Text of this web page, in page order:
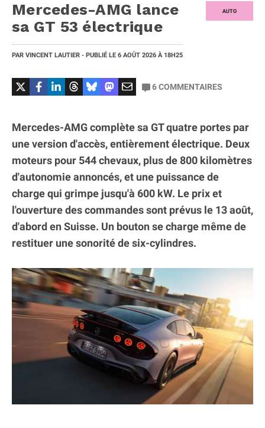
AUTO
Mercedes-AMG lance
sa GT 53 électrique
PAR VINCENT LAUTIER - PUBLIÉ LE 6 AOÛT 2026 À 18H25
6COMMENTAIRES
Mercedes-AMG complète sa GT quatre portes par
une version d'accès, entièrement électrique. Deux
moteurs pour 544 chevaux, plus de 800 kilomètres
d'autonomie annoncés, et une puissance de
charge qui grimpe jusqu'à 600 kW. Le prix et
l'ouverture des commandes sont prévus le 13 août,
d'abord en Suisse. Un bouton se charge même de
restituer une sonorité de six-cylindres.